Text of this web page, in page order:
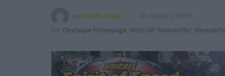
por Paulo Araújo
18 Outubro, 2019
em
Destaque Homepage Moto GP Newsletter